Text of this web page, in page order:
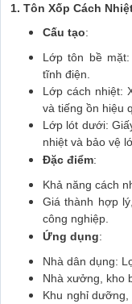
1. Tôn Xốp Cách
Cấu tạo:
Lớp tôn bề
tĩnh điện.
Lớp cách nhiệt:
và tiếng ồn hiệu
Lớp lót dưới:
nhiệt và bảo vệ
Đặc điểm:
Khả năng cách
Giá thành hợp
công nghiệp.
Ứng dụng:
Nhà dân dụng:
Nhà xưởng, kho
Khu nghỉ